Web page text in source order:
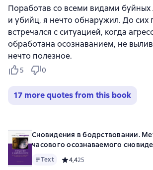
Поработав со всеми видами
и убийц, я нечто обнаружил. До сих
встречался с ситуацией, когда
обработана осознаванием, не
нечто полезное.
5 0
17 more quotes from this book
Сновидения в бодрствовании.
часового осознаваемого
Text Средний рейтинг 4,4 на основе
4,425